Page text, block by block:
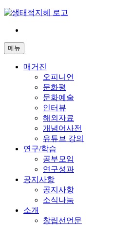
Skip
content
은
메뉴
매거진
오피니언
문화평
문화예술
인터뷰
해외자료
개념어사전
유튜브 강의
연구/학습
공부모임
연구성과
공지사항
공지사항
소식나눔
소개
창립선언문